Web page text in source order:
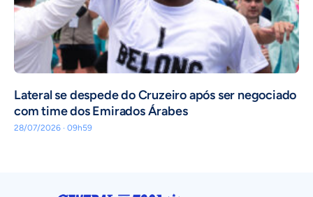
Lateral se despede do Cruzeiro após ser negociado
com time dos Emirados Árabes
28/07/2026 · 09h59